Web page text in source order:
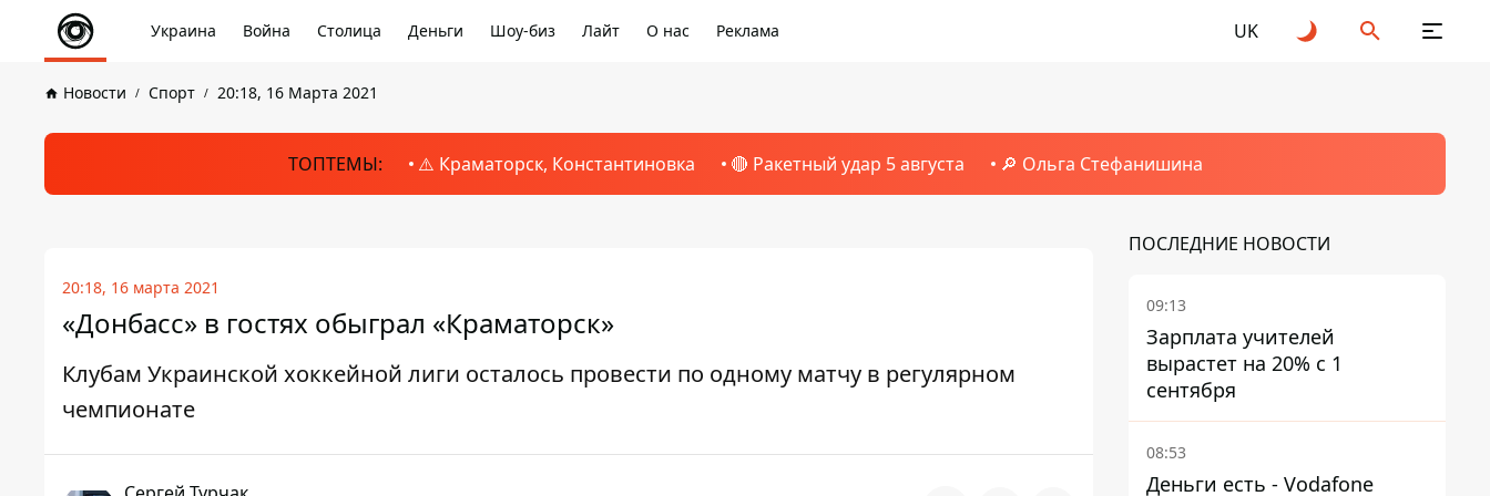
Украина Война Столица Деньги Шоу-биз Лайт О нас Реклама UK
Новости Спорт 20:18, 16 Марта 2021
ТОПТЕМЫ: ⚠️ Краматорск, Константиновка 🔴 Ракетный удар 5 августа 🔎 Ольга Стефанишина
20:18, 16 марта 2021
«Донбасс» в гостях обыграл «Краматорск»
Клубам Украинской хоккейной лиги осталось провести по одному матчу в регулярном
чемпионате
ПОСЛЕДНИЕ НОВОСТИ
09:13
Зарплата учителей
вырастет на 20% с 1
сентября
08:53
Деньги есть - Vodafone